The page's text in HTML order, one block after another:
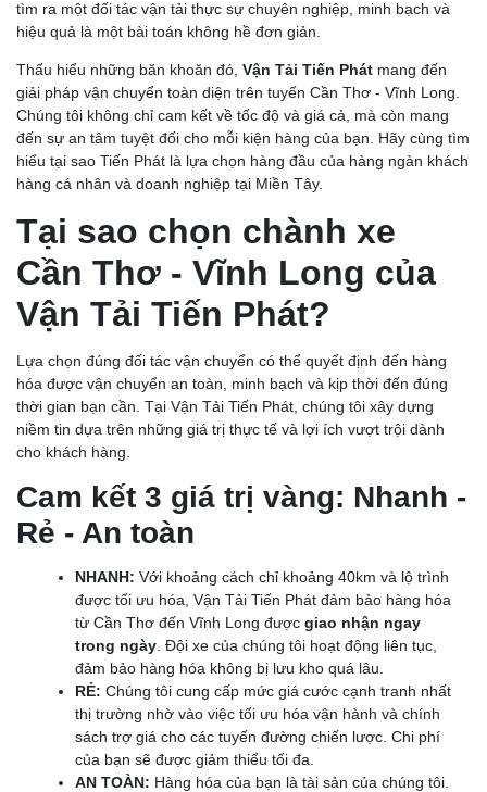
tìm ra một đối tác vận tải thực sự chuyên nghiệp, minh bạch và
hiệu quả là một bài toán không hề đơn giản.
Thấu hiểu những băn khoăn đó, Vận Tải Tiến Phát mang đến
giải pháp vận chuyển toàn diện trên tuyến Cần Thơ - Vĩnh Long.
Chúng tôi không chỉ cam kết về tốc độ và giá cả, mà còn mang
đến sự an tâm tuyệt đối cho mỗi kiện hàng của bạn. Hãy cùng tìm
hiểu tại sao Tiến Phát là lựa chọn hàng đầu của hàng ngàn khách
hàng cá nhân và doanh nghiệp tại Miền Tây.
Tại sao chọn chành xe
Cần Thơ - Vĩnh Long của
Vận Tải Tiến Phát?
Lựa chọn đúng đối tác vận chuyển có thể quyết định đến hàng
hóa được vận chuyển an toàn, minh bạch và kịp thời đến đúng
thời gian bạn cần. Tại Vận Tải Tiến Phát, chúng tôi xây dựng
niềm tin dựa trên những giá trị thực tế và lợi ích vượt trội dành
cho khách hàng.
Cam kết 3 giá trị vàng: Nhanh -
Rẻ - An toàn
NHANH: Với khoảng cách chỉ khoảng 40km và lộ trình
được tối ưu hóa, Vận Tải Tiến Phát đảm bảo hàng hóa
từ Cần Thơ đến Vĩnh Long được giao nhận ngay
trong ngày . Đội xe của chúng tôi hoạt động liên tục,
đảm bảo hàng hóa không bị lưu kho quá lâu.
RẺ: Chúng tôi cung cấp mức giá cước cạnh tranh nhất
thị trường nhờ vào việc tối ưu hóa vận hành và chính
sách trợ giá cho các tuyến đường chiến lược. Chi phí
của bạn sẽ được giảm thiểu tối đa.
AN TOÀN: Hàng hóa của bạn là tài sản của chúng tôi.